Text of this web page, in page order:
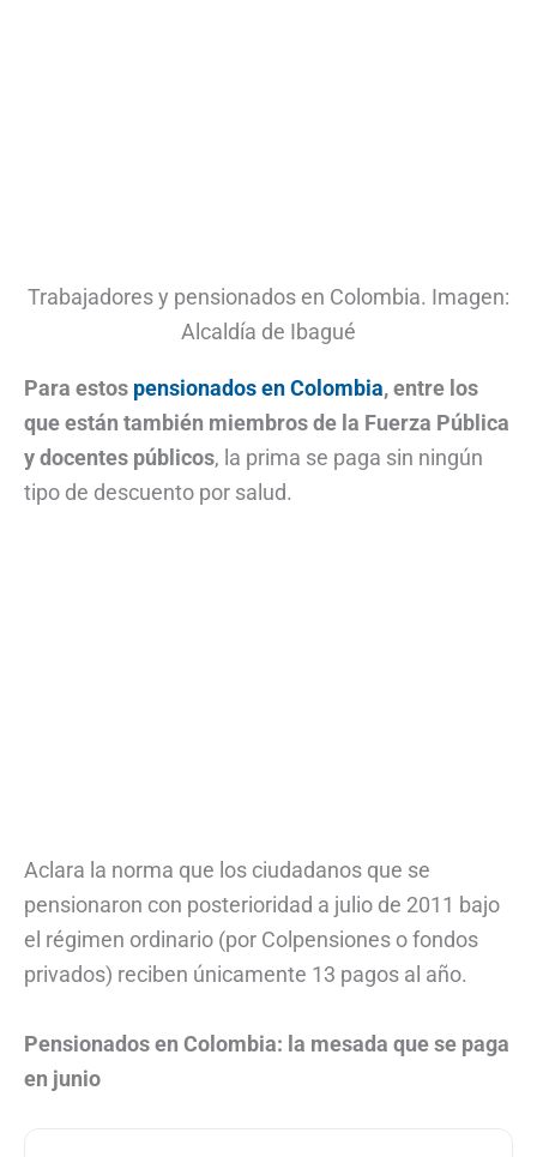
Trabajadores y pensionados en Colombia. Imagen:
Alcaldía de Ibagué
Para estos pensionados en Colombia, entre los
que están también miembros de la Fuerza Pública
y docentes públicos, la prima se paga sin ningún
tipo de descuento por salud.
Aclara la norma que los ciudadanos que se
pensionaron con posterioridad a julio de 2011 bajo
el régimen ordinario (por Colpensiones o fondos
privados) reciben únicamente 13 pagos al año.
Pensionados en Colombia: la mesada que se paga
en junio